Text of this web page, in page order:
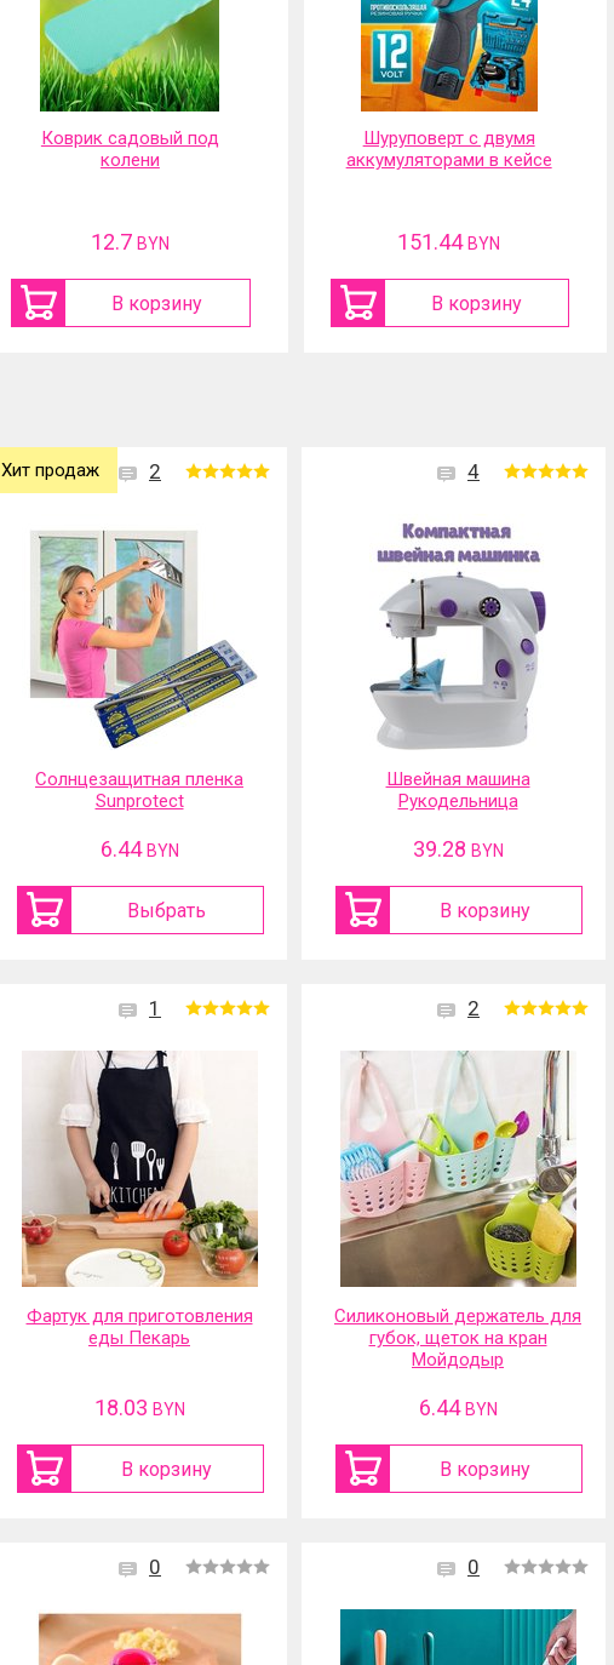
Шуруповерт с двумя
аккумуляторами в кейсе
151.44BYN
В корзину
Портативная
аккумуляторная мойка
117.01BYN
В корзину
2
Хит продаж
Солнцезащитная пленка
Sunprotect
6.44BYN
Выбрать
4
Швейная машина
Рукодельница
39.28 BYN
В корзину
1
Фартук для приготовления
еды Пекарь
18.03 BYN
В корзину
2
Силиконовый держатель для
губок, щеток на кран
Мойдодыр
6.44BYN
В корзину
0 0